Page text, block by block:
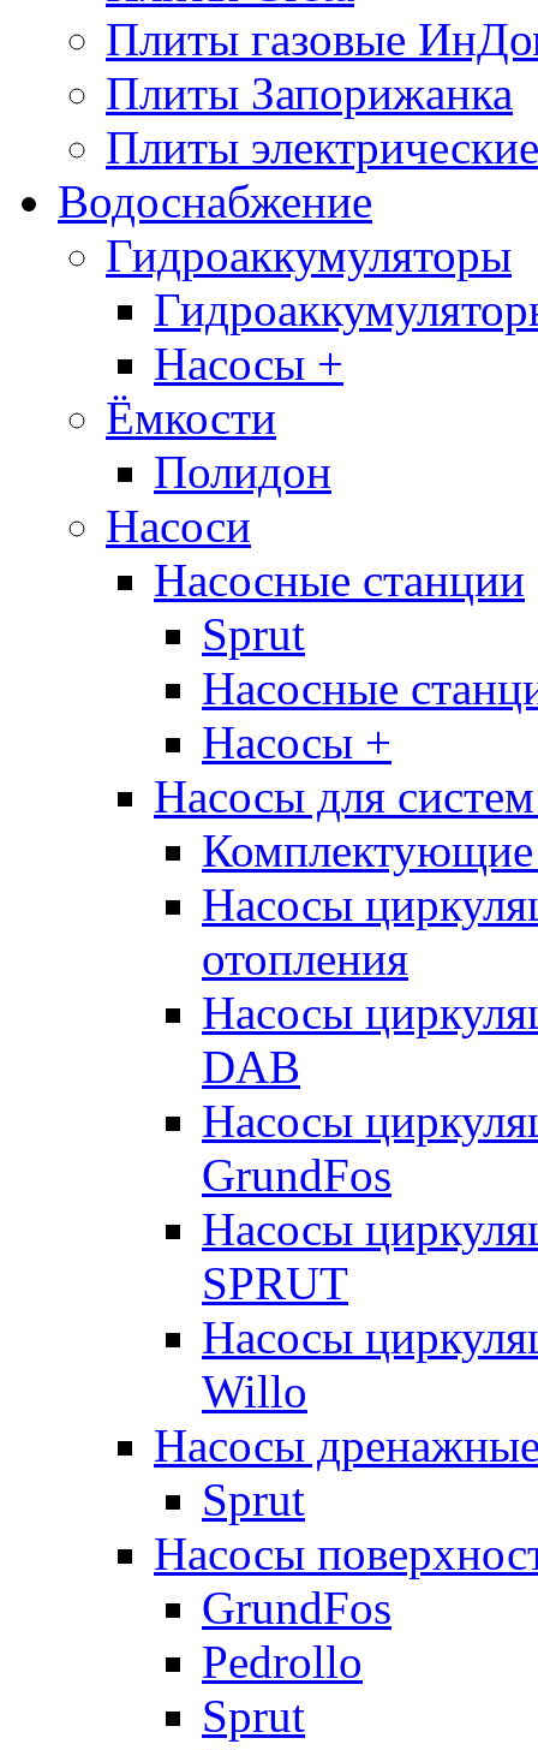
Плиты газовые
Плиты Запорижанка
Плиты
Водоснабжение
Гидроаккумуляторы
Насосы +
Ёмкости
Полидон
Насоси
Насосные станции
Sprut
Насосные
Насосы +
Насосы для
Комплектующие
Насосы
отопления
Насосы
DAB
Насосы
GrundFos
Насосы
SPRUT
Насосы
Willo
Насосы
Sprut
Насосы
GrundFos
Pedrollo
Sprut